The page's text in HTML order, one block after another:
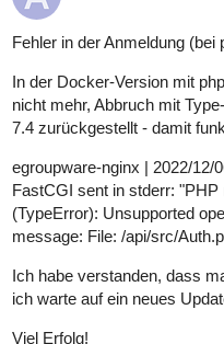
Fehler in der Anmeldung (bei
In der Docker-Version mit
nicht mehr, Abbruch mit
7.4 zurückgestellt - damit
egroupware-nginx | 2022/12/
FastCGI sent in stderr:
(TypeError): Unsupported
message: File: /api/src/
Ich habe verstanden, dass
ich warte auf ein neues
Viel Erfolg!